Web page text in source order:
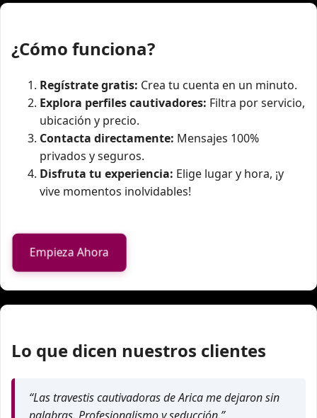
¿Cómo funciona?
Regístrate gratis: Crea tu cuenta en un minuto.
Explora perfiles cautivadores: Filtra por servicio,
ubicación y precio.
Contacta directamente: Mensajes 100%
privados y seguros.
Disfruta tu experiencia: Elige lugar y hora, ¡y
vive momentos inolvidables!
Empieza Ahora
Lo que dicen nuestros clientes
“Las travestis cautivadoras de Arica me dejaron sin
palabras. Profesionalismo y seducción.”